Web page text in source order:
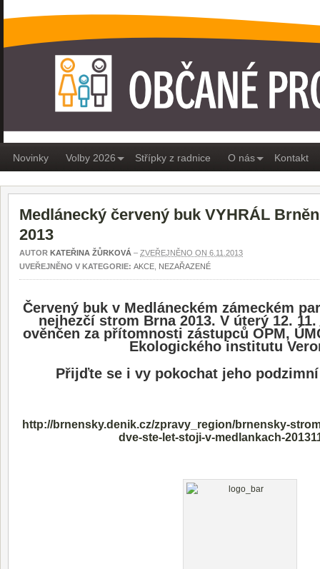
OBČANÉ PRO MEDLÁNKY
Novinky Volby 2026 Střípky z radnice O nás Kontakt
Medlánecký červený buk VYHRÁL
2013
AUTOR KATEŘINA ŽŮRKOVÁ – ZVEŘEJNĚNO ON 6.11.2013
UVEŘEJNĚNO V KATEGORIE: AKCE NEZAŘAZENÉ
Červený buk v Medláneckém zámeckém
nejhezčí strom Brna 2013. V úterý 12. 11.
ověnčen za přítomnosti zástupců OPM,
Ekologického institutu
Přijďte se i vy pokochat jeho
http://brnensky.denik.cz/zpravy_region/brnensky-
dve-ste-let-stoji-v-medlankach-